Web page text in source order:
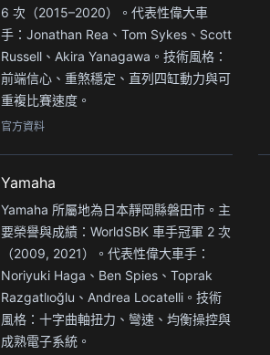
6 次（2015–2020）。代表性偉大車
手：Jonathan Rea、Tom Sykes、Scott
Russell、Akira Yanagawa。技術風格：
前端信心、重煞穩定、直列四缸動力與可
重複比賽速度。
官方資料
Yamaha
Yamaha 所屬地為日本靜岡縣磐田市。主
要榮譽與成績：WorldSBK 車手冠軍 2 次
（2009, 2021）。代表性偉大車手：
Noriyuki Haga、Ben Spies、Toprak
Razgatlıoğlu、Andrea Locatelli。技術
風格：十字曲軸扭力、彎速、均衡操控與
成熟電子系統。